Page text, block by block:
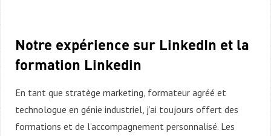
Notre expérience sur LinkedIn et la
formation Linkedin
En tant que stratège marketing, formateur agréé et
technologue en génie industriel, j’ai toujours offert des
formations et de l’accompagnement personnalisé. Les